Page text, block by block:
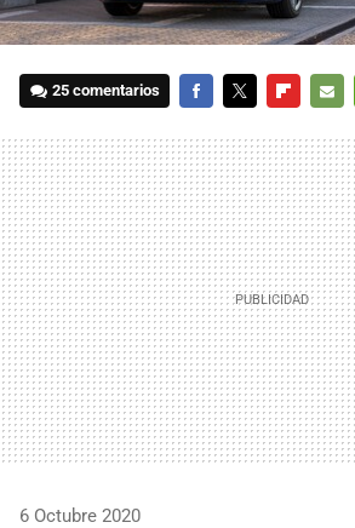
25 comentarios
MAIL
6 Octubre 2020